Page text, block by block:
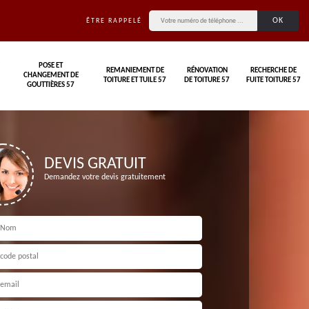
ÊTRE RAPPELÉ
POSE ET
CHANGEMENT DE
GOUTTIÈRES 57
REMANIEMENT DE
TOITURE ET TUILE 57
RÉNOVATION
DE TOITURE 57
RECHERCHE DE
FUITE TOITURE 57
DEVIS GRATUIT
Demandez votre devis gratuitement